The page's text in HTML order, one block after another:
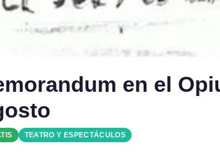
en el
TEATRO Y ESPECTÁCULOS